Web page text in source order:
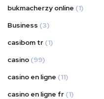
bukmacherzy online (1)
Business (3)
casibom tr (1)
casino (99)
casino en ligne (11)
casino en ligne fr (1)